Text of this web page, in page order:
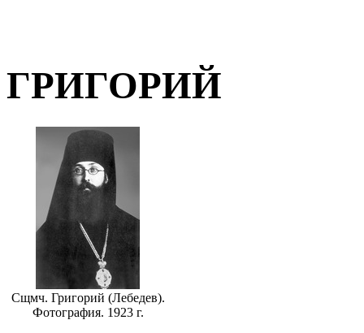
ГРИГОРИЙ
Сщмч. Григорий (Лебедев).
Фотография. 1923 г.